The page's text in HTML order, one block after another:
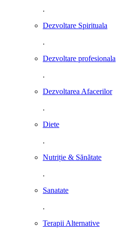
.
Dezvoltare Spirituala
.
Dezvoltare profesionala
.
Dezvoltarea Afacerilor
.
Diete
.
Nutriție & Sănătate
.
Sanatate
.
Terapii Alternative